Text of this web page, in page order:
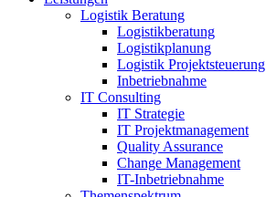
Logistik Beratung
Logistikberatung
Logistikplanung
Logistik Projektsteuerung
Inbetriebnahme
IT Consulting
IT Strategie
IT Projektmanagement
Quality Assurance
Change Management
IT-Inbetriebnahme